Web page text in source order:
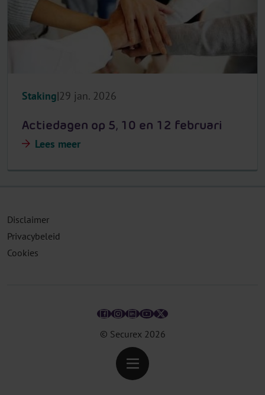
Staking 29 jan. 2026
Actiedagen op 5, 10 en 12 februari
Lees meer
© Securex 2026
Disclaimer
Privacybeleid
Cookies